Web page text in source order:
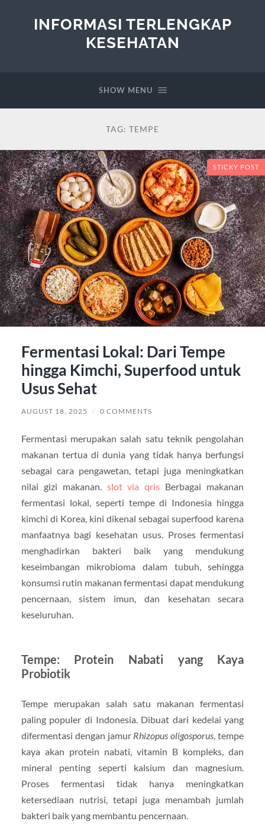
INFORMASI TERLENGKAP
KESEHATAN
SHOW MENU
TAG: TEMPE
STICKY POST
Fermentasi Lokal: Dari Tempe
hingga Kimchi, Superfood untuk
Usus Sehat
AUGUST 18, 2025 / 0 COMMENTS
Fermentasi merupakan salah satu teknik pengolahan
makanan tertua di dunia yang tidak hanya berfungsi
sebagai cara pengawetan, tetapi juga meningkatkan
nilai gizi makanan. slot via qris Berbagai makanan
fermentasi lokal, seperti tempe di Indonesia hingga
kimchi di Korea, kini dikenal sebagai superfood karena
manfaatnya bagi kesehatan usus. Proses fermentasi
menghadirkan bakteri baik yang mendukung
keseimbangan mikrobioma dalam tubuh, sehingga
konsumsi rutin makanan fermentasi dapat mendukung
pencernaan, sistem imun, dan kesehatan secara
keseluruhan.
Tempe: Protein Nabati yang Kaya
Probiotik
Tempe merupakan salah satu makanan fermentasi
paling populer di Indonesia. Dibuat dari kedelai yang
difermentasi dengan jamur Rhizopus oligosporus, tempe
kaya akan protein nabati, vitamin B kompleks, dan
mineral penting seperti kalsium dan magnesium.
Proses fermentasi tidak hanya meningkatkan
ketersediaan nutrisi, tetapi juga menambah jumlah
bakteri baik yang membantu pencernaan.